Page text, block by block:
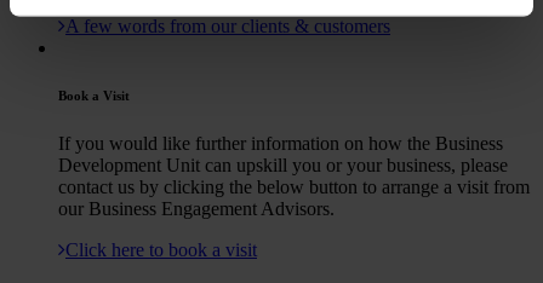
A few words from our clients & customers
Book a Visit
If you would like further information on how the Business
Development Unit can upskill you or your business, please
contact us by clicking the below button to arrange a visit from
our Business Engagement Advisors.
Click here to book a visit